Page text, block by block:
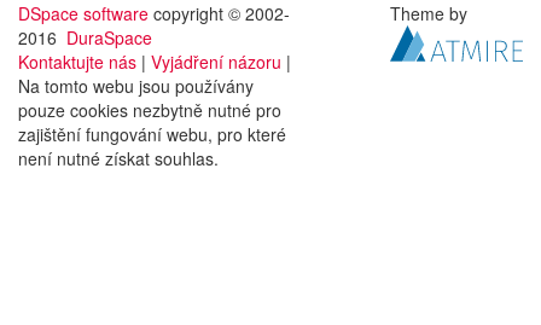
DSpace software copyright © 2002-
2016 DuraSpace
Kontaktujte nás | Vyjádření názoru |
Na tomto webu jsou používány
pouze cookies nezbytně nutné pro
zajištění fungování webu, pro které
není nutné získat souhlas.
Theme by